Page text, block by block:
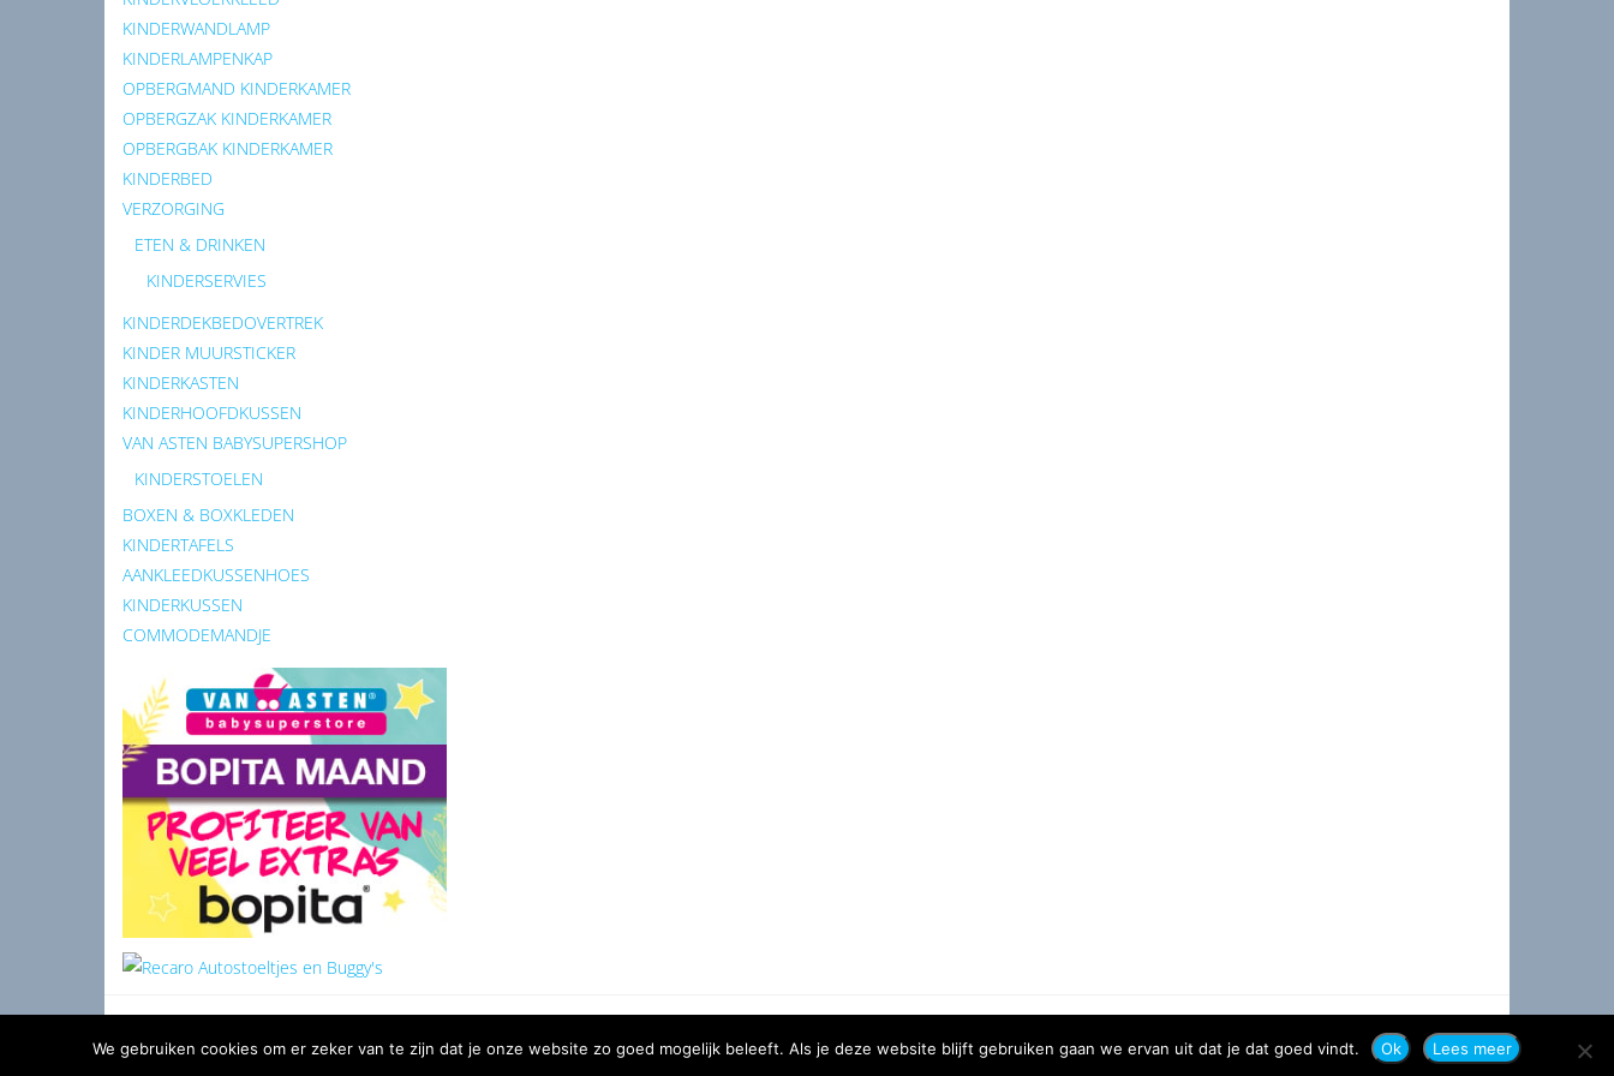
KINDERWANDLAMP
KINDERLAMPENKAP
OPBERGMAND KINDERKAMER
OPBERGZAK KINDERKAMER
OPBERGBAK KINDERKAMER
KINDERBED
VERZORGING
ETEN & DRINKEN
KINDERSERVIES
KINDERDEKBEDOVERTREK
KINDER MUURSTICKER
KINDERKASTEN
KINDERHOOFDKUSSEN
VAN ASTEN BABYSUPERSHOP
KINDERSTOELEN
BOXEN & BOXKLEDEN
KINDERTAFELS
AANKLEEDKUSSENHOES
KINDERKUSSEN
COMMODEMANDJE
We gebruiken cookies om er zeker van te zijn dat je onze website zo goed mogelijk beleeft. Als je deze website blijft gebruiken gaan we ervan uit dat je dat goed vindt. Ok Lees meer